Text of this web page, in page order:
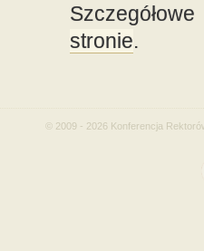
stronie.
© 2009 - 2026 Konferencja